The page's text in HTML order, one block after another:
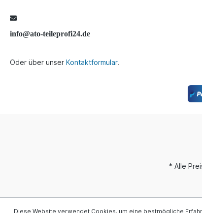
info@ato-teileprofi24.de
Oder über unser Kontaktformular.
* Alle
Diese Website verwendet Cookies, um eine bestmögliche